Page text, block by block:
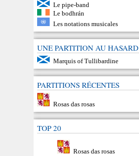
Le pipe-band
Le bodhrán
Les notations musicales
UNE PARTITION AU HASARD
Marquis of Tullibardine
PARTITIONS RÉCENTES
Rosas das rosas
TOP 20
Rosas das rosas